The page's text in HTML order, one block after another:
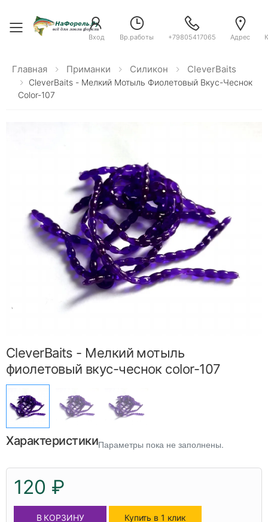
Toggle menu
Вход Вр.работы +79805417065 Адрес
Главная Приманки Силикон CleverBaits
CleverBaits - Мелкий Мотыль Фиолетовый Вкус-Чеснок
Color-107
CleverBaits - Мелкий мотыль
фиолетовый вкус-чеснок color-107
ХарактеристикиПараметры пока не заполнены.
120 ₽
В КОРЗИНУ Купить в 1 клик